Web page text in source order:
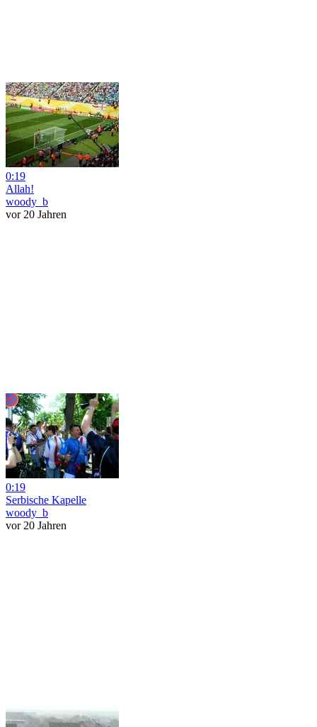
0:19
Allah!
woody_b
vor 20 Jahren
0:19
Serbische Kapelle
woody_b
vor 20 Jahren